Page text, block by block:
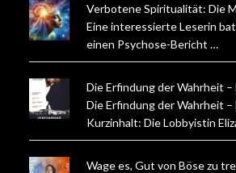
Verbotene Spiritualität: Die
Eine interessierte Leserin bat
einen Psychose-Bericht …
Die Erfindung der Wahrheit –
Die Erfindung der Wahrheit –
Kurzinhalt: Die Lobbyistin
Wage es, Gut von Böse zu